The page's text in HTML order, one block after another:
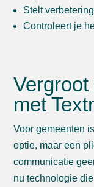
Stelt
Controleert je
met
Voor gemeenten
optie, maar een
communicatie
nu technologie